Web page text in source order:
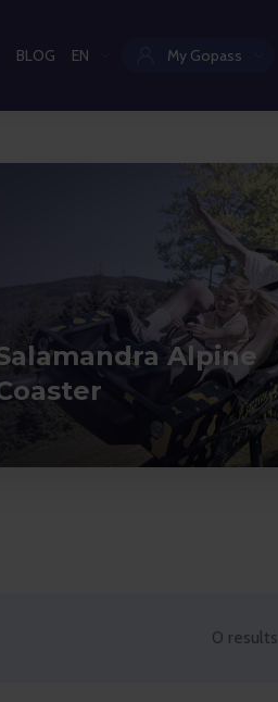
BLOG Current language:
EN My Gopass
Alpine
0 results